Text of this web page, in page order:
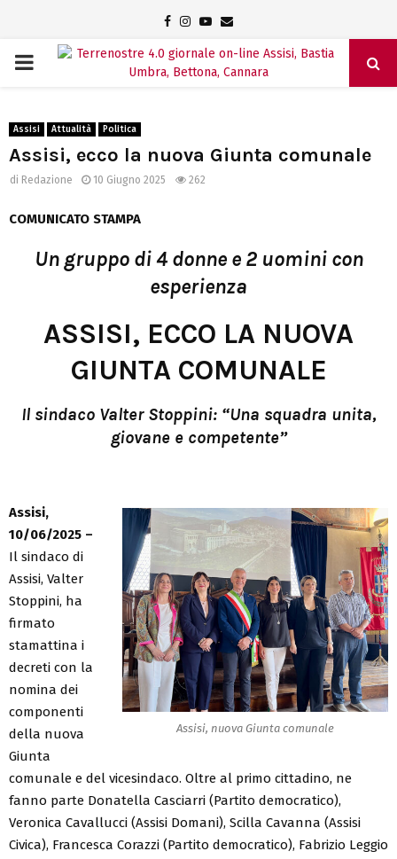
Facebook
Instagram
Youtube
Email
PRIMARY
Assisi Attualità Politica
Assisi, ecco la nuova Giunta comunale
di Redazione 10 Giugno 2025 262
COMUNICATO STAMPA
Un gruppo di 4 donne e 2 uomini con
esperienza
ASSISI, ECCO LA NUOVA
GIUNTA COMUNALE
Il sindaco Valter Stoppini: “Una squadra unita,
giovane e competente”
Assisi, nuova Giunta comunale
Assisi,
10/06/2025 –
Il sindaco di
Assisi, Valter
Stoppini, ha
firmato
stamattina i
decreti con la
nomina dei
componenti
della nuova
Giunta
comunale e del vicesindaco. Oltre al primo cittadino, ne
fanno parte Donatella Casciarri (Partito democratico),
Veronica Cavallucci (Assisi Domani), Scilla Cavanna (Assisi
Civica), Francesca Corazzi (Partito democratico), Fabrizio Leggio